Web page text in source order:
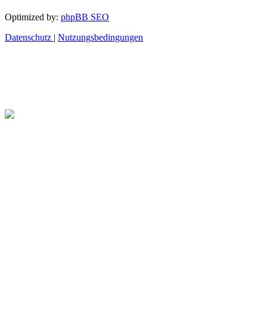
Optimized by: phpBB SEO
Datenschutz | Nutzungsbedingungen